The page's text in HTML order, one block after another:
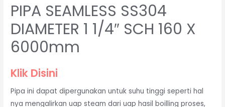
PIPA SEAMLESS SS304
DIAMETER 1 1/4″ SCH 160 X
6000mm
Klik Disini
Pipa ini dapat dipergunakan untuk suhu tinggi seperti hal
nya mengalirkan uap steam dari uap hasil boilling proses,